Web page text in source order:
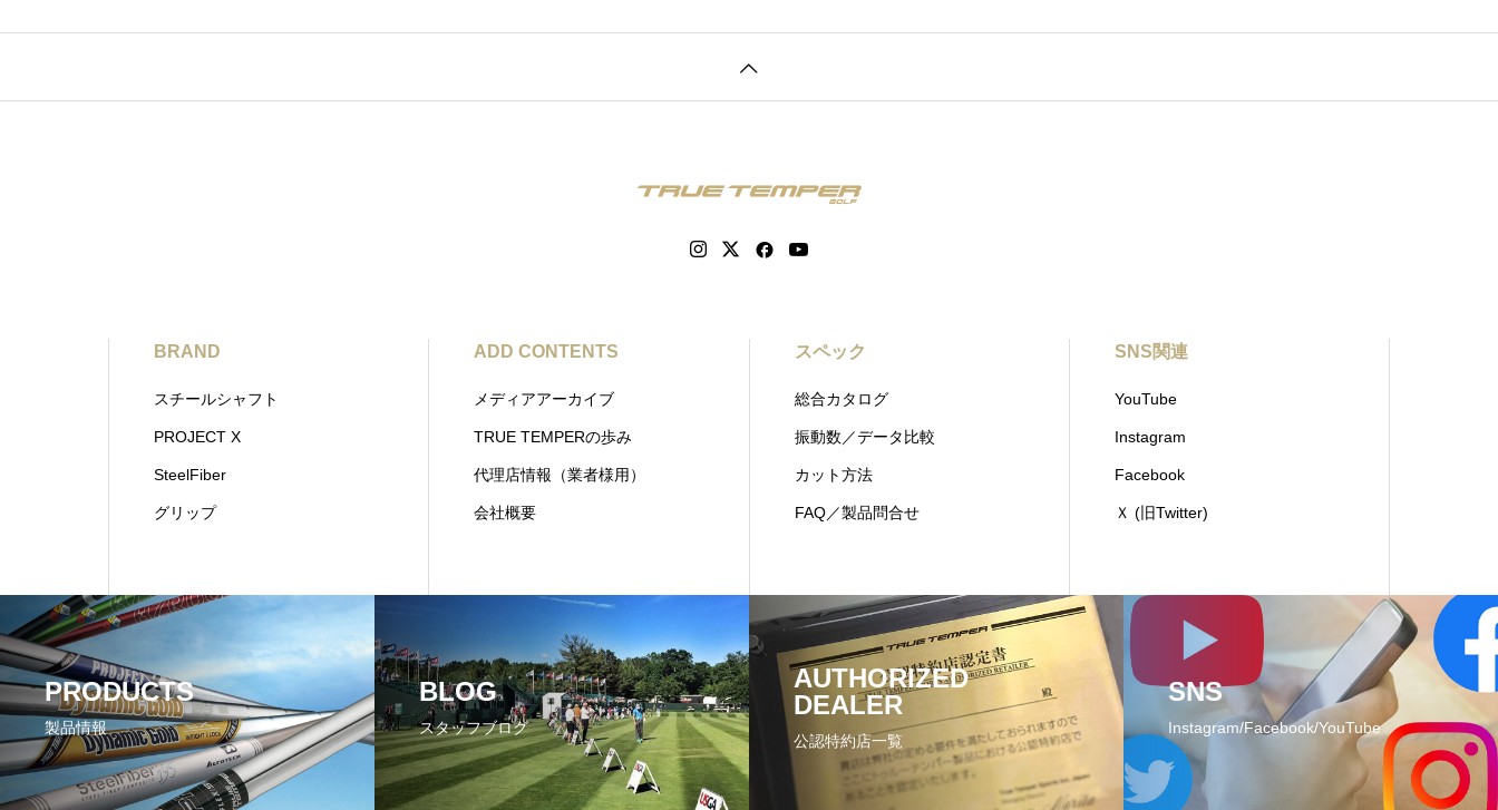
BRAND
スチールシャフト
PROJECT X
SteelFiber
グリップ
ADD CONTENTS
メディアアーカイブ
TRUE TEMPERの歩み
代理店情報（業者様用）
会社概要
スペック
総合カタログ
振動数／データ比較
カット方法
FAQ／製品問合せ
SNS関連
YouTube
Instagram
Facebook
Ｘ (旧Twitter)
PRODUCTS
製品情報
BLOG
スタッフブログ
AUTHORIZED
DEALER
公認特約店一覧
SNS
Instagram/Facebook/YouTube